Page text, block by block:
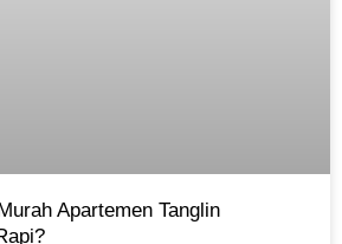
Apartemen Tanglin